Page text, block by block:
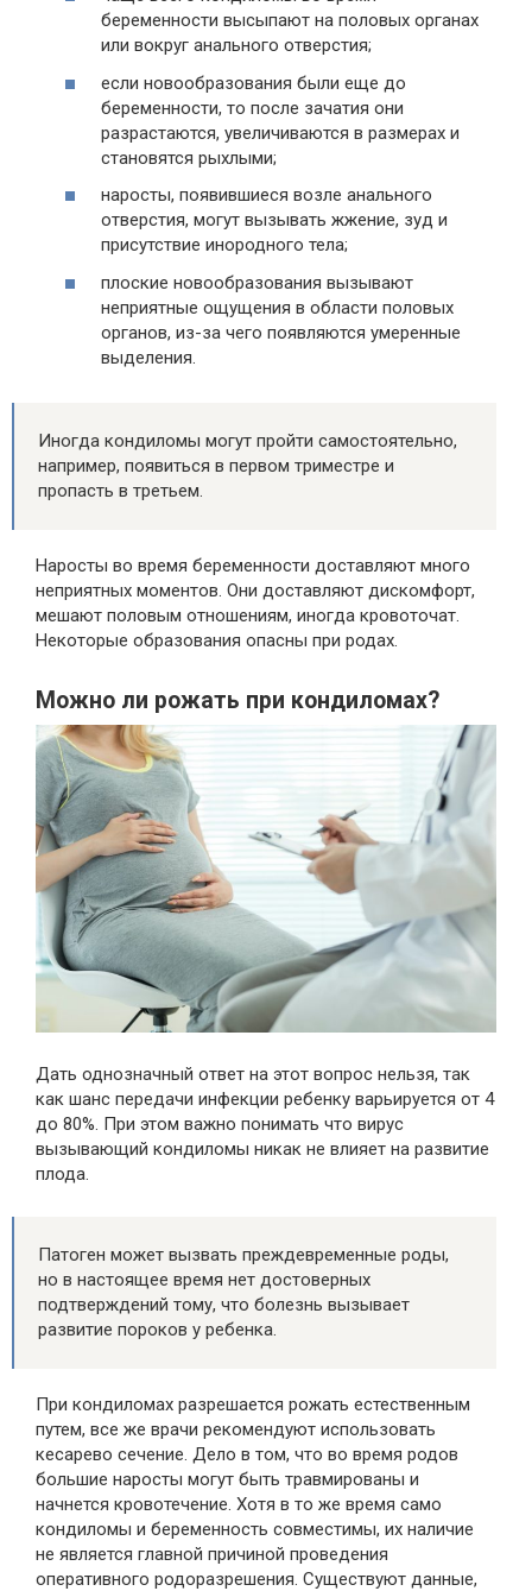
беременности высыпают на половых органах
или вокруг анального отверстия;
если новообразования были еще до
беременности, то после зачатия они
разрастаются, увеличиваются в размерах и
становятся рыхлыми;
наросты, появившиеся возле анального
отверстия, могут вызывать жжение, зуд и
присутствие инородного тела;
плоские новообразования вызывают
неприятные ощущения в области половых
органов, из-за чего появляются умеренные
выделения.
Иногда кондиломы могут пройти самостоятельно,
например, появиться в первом триместре и
пропасть в третьем.
Наросты во время беременности доставляют много
неприятных моментов. Они доставляют дискомфорт,
мешают половым отношениям, иногда кровоточат.
Некоторые образования опасны при родах.
Можно ли рожать при кондиломах?
Дать однозначный ответ на этот вопрос нельзя, так
как шанс передачи инфекции ребенку варьируется от 4
до 80%. При этом важно понимать что вирус
вызывающий кондиломы никак не влияет на развитие
плода.
Патоген может вызвать преждевременные роды,
но в настоящее время нет достоверных
подтверждений тому, что болезнь вызывает
развитие пороков у ребенка.
При кондиломах разрешается рожать естественным
путем, все же врачи рекомендуют использовать
кесарево сечение. Дело в том, что во время родов
большие наросты могут быть травмированы и
начнется кровотечение. Хотя в то же время само
кондиломы и беременность совместимы, их наличие
не является главной причиной проведения
оперативного родоразрешения. Существуют данные,